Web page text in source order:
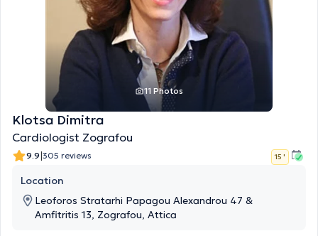
11 Photos
Klotsa Dimitra
Cardiologist Zografou
9.9|305 reviews 15 '
Location
Leoforos Stratarhi Papagou Alexandrou 47 &
Amfitritis 13, Zografou, Attica